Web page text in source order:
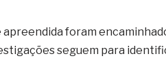
foram
seguem para